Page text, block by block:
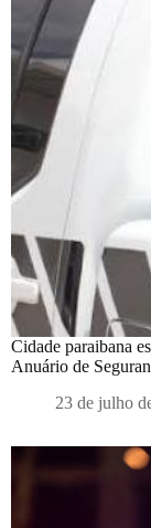
Cidade paraibana
Anuário de
23 de julho